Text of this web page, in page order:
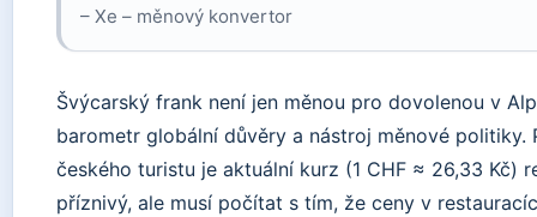
– Xe – měnový konvertor
Švýcarský frank není jen měnou pro dovolenou v
barometr globální důvěry a nástroj měnové politiky.
českého turistu je aktuální kurz (1 CHF ≈ 26,33 Kč)
příznivý, ale musí počítat s tím, že ceny v